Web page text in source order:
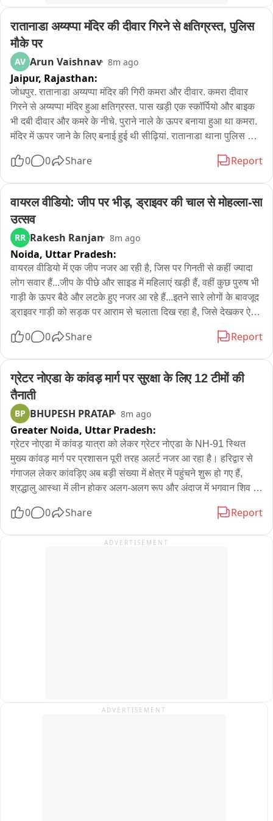
रातानाडा अय्यप्पा मंदिर की दीवार गिरने से क्षतिग्रस्त, पुलिस
मौके पर
AV Arun Vaishnav 8m ago
Jaipur, Rajasthan:
जोधपुर. रातानाडा अय्यप्पा मंदिर की गिरी कमरा और दीवार. कमरा दीवार
गिरने से अय्यप्पा मंदिर हुआ क्षतिग्रस्त. पास खड़ी एक स्कॉर्पियो और बाइक
भी दबी दीवार और कमरे के नीचे. पुराने नाले के ऊपर बनाया हुआ था कमरा.
मंदिर में ऊपर जाने के लिए बनाई हुई थी सीढ़ियां. रातानाडा थाना पुलिस मौके
0 0 Share Report
वायरल वीडियो: जीप पर भीड़, ड्राइवर की चाल से मोहल्ला-सा
उत्सव
RR Rakesh Ranjan 8m ago
Noida, Uttar Pradesh:
वायरल वीडियो में एक जीप नजर आ रही है, जिस पर गिनती से कहीं ज्यादा
लोग सवार हैं...जीप के पीछे और साइड में महिलाएं खड़ी हैं, वहीं कुछ पुरुष भी
गाड़ी के ऊपर बैठे और लटके हुए नजर आ रहे हैं...इतने सारे लोगों के बावजूद
ड्राइवर गाड़ी को सड़क पर आराम से चलाता दिख रहा है, जिसे देखकर ऐसा
रहे हों
ड्राइवर की स्किल देख घूम गया दिमाग
0 0 Share Report
ग्रेटर नोएडा के कांवड़ मार्ग पर सुरक्षा के लिए 12 टीमों की
तैनाती
BP BHUPESH PRATAP 8m ago
Greater Noida, Uttar Pradesh:
ग्रेटर नोएडा में कांवड़ यात्रा को लेकर ग्रेटर नोएडा के NH-91 स्थित
मुख्य कांवड़ मार्ग पर प्रशासन पूरी तरह अलर्ट नजर आ रहा है। हरिद्वार से
गंगाजल लेकर कांवड़िए अब बड़ी संख्या में क्षेत्र में पहुंचने शुरू हो गए हैं,
श्रद्धालु आस्था में लीन होकर अलग-अलग रूप और अंदाज में भगवान शिव की
तहसील प्रशासन की ओर से विशेष इंतजाम किए गए हैं।
एसडीएम दादरी अमरेंद्र कुमार के नेतृत्व में प्रशासनिक टीम श्रद्धालुओं पर
0 0 Share Report
ADVERTISEMENT
ADVERTISEMENT